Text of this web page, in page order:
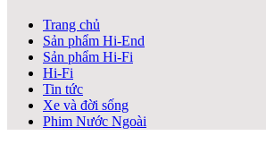
Trang chủ
Sản phẩm Hi-End
Sản phẩm Hi-Fi
Hi-Fi
Tin tức
Xe và đời sống
Phim Nước Ngoài